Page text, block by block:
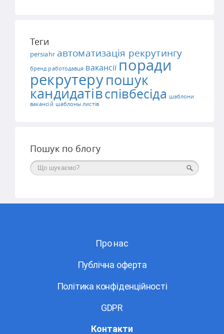
Теги
persiahr автоматизація рекрутингу
бренд работодавця вакансії поради
рекрутерупошук
кандидатівспівбесіда шаблони
вакансій шаблоны листів
Пошук по блогу
Поиск
Про нас
Публічна оферта
Політика конфіденційності
GDPR
Контакти